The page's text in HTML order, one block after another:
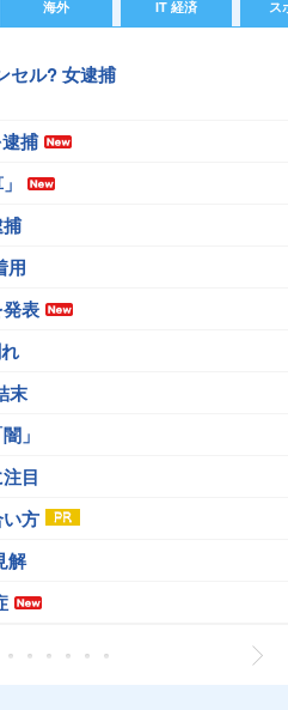
海外 IT 経済 ス
セル? 女逮捕
捕
用
表
末
」
目
方
解